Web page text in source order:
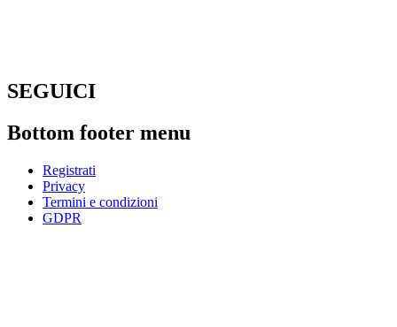
SEGUICI
Bottom footer menu
Registrati
Privacy
Termini e condizioni
GDPR